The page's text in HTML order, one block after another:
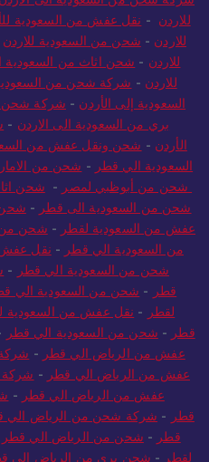
شركة شحن من السعودية الى
للاردن
نقل عفش من السعودية
للاردن
شحن من السعودية للاردن
للاردن
شحن اثاث من السعودية
-شركة شحن من السعودية
السعودية إلى الأردن-شركة شحن
بري من السعودية الى الاردن-
الأردن
- شحن ونقل عفش من
السعودية الي قطر
- شحن من
شحن من أبوظبي لمصر - شحن
شحن من السعودية الى قطر
عفش من السعودية لقطر
-شحن من
من السعودية الي قطر - نقل
شحن من السعودية الي قطر
-
قطر
شحن من السعودية الي
لقطر
نقل عفش من السعودية
قطر - شحن من السعودية الي قطر-
عفش من الرياض الي قطر
عفش من الرياض الي قطر
-
عفش من الرياض الي قطر-
قطر
- شركة شحن من الرياض الي
قطر
- شحن من الرياض الي قطر